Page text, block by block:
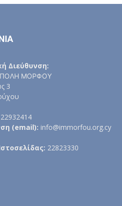
Διεύθυνση:
ΜΟΡΦΟΥ
3
22932414
(email): info@immorfou.org.cy
22823330